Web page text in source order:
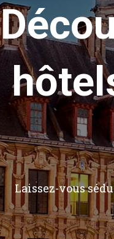
Laissez-vous